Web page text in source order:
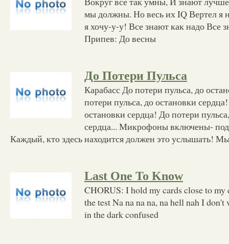
мы должны. Но весь их IQ Вертел я
я хочу-у-у! Все знают как надо
Припев: До весны
До Потери Пульса
Карабасс До потери пульса, до
потери пульса, до остановки
остановки сердца! До потери
сердца... Микрофоны включены-
Каждый, кто здесь находится должен это услышать!
Last One To Know
CHORUS: I hold my cards close to my
the test Na na na na, na hell nah I
in the dark confused